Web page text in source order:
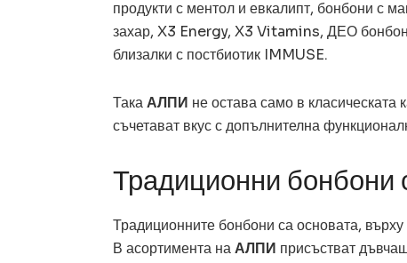
продукти с ментол и евкалипт, бонбони с
захар, X3 Energy, X3 Vitamins, ДЕО
близалки с постбиотик IMMUSE.
ТакаАЛПИ не остава само в класическата
съчетават вкус с допълнителна
Традиционни бонбони
Традиционните бонбони са основата,
В асортимента наАЛПИ присъстват